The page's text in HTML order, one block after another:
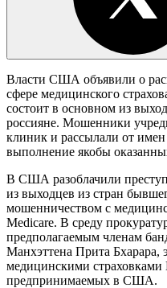
Власти США объявили о
сфере медицинского
состоит в основном из
россияне. Мошенники
клиник и рассылали от имен
выполнение якобы
В США разоблачили
из выходцев из стран
мошенничеством с
Medicare. В среду
предполагаемым членам
Манхэттена Прита Бхарара,
медицинскими страховками
предпринимаемых в США.